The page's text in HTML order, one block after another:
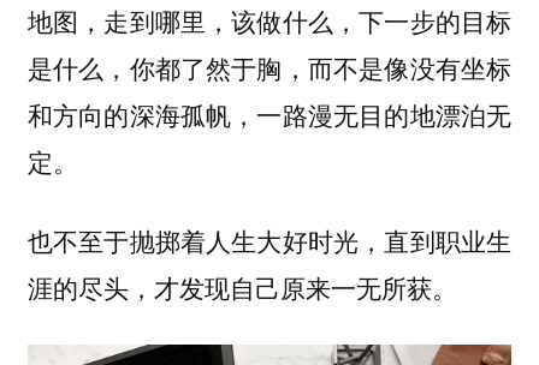
地图，走到哪里，该做什么，下一步的目标
是什么，你都了然于胸，而不是像没有坐标
和方向的深海孤帆，一路漫无目的地漂泊无
定。
也不至于抛掷着人生大好时光，直到职业生
涯的尽头，才发现自己原来一无所获。